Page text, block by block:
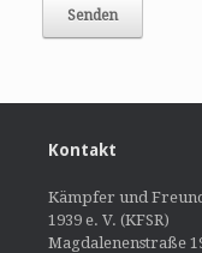
Kontakt
Kämpfer und
1939 e. V. (KFSR)
Magdalenenstraße